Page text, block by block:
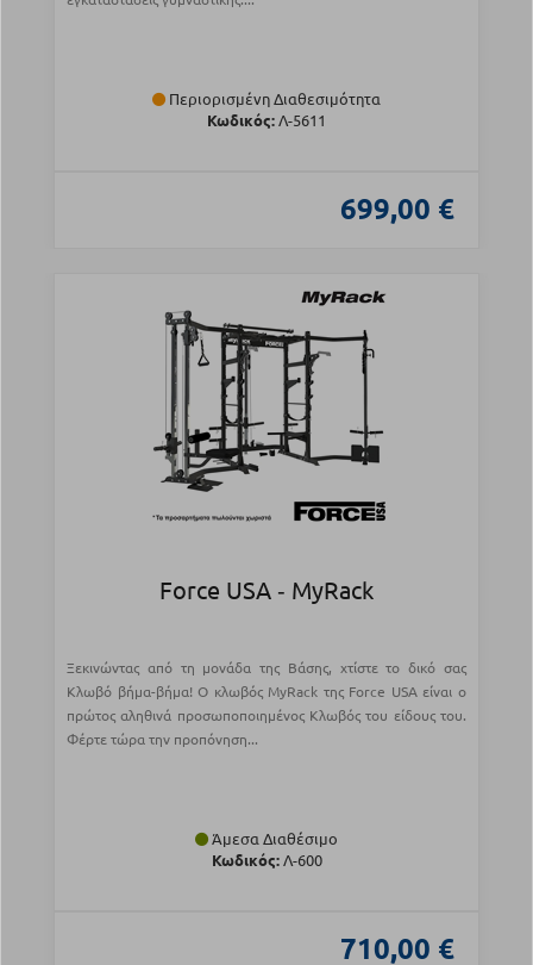
Περιορισμένη Διαθεσιμότητα
Κωδικός:Λ-5611
699,00 €
Force USA ‑ MyRack
Ξεκινώντας από τη μονάδα της Βάσης, χτίστε το δικό σας
Κλωβό βήμα-βήμα! Ο κλωβός MyRack της Force USA είναι ο
πρώτος αληθινά προσωποποιημένος Κλωβός του είδους του.
Φέρτε τώρα την προπόνηση...
Άμεσα Διαθέσιμο
Κωδικός:Λ-600
710,00 €